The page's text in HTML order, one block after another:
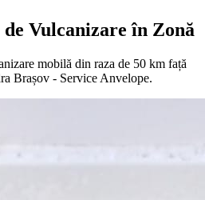
Vulcanizare în Zonă
mobilă din raza de 50 km față
Brașov - Service Anvelope.